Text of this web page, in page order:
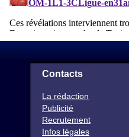
Contacts
La rédaction
Publicité
Recrutement
Infos légales